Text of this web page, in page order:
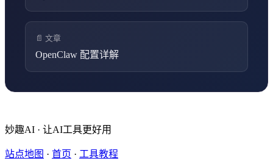
📄 文章
OpenClaw 配置详解
妙趣AI · 让AI工具更好用
站点地图 · 首页 · 工具教程